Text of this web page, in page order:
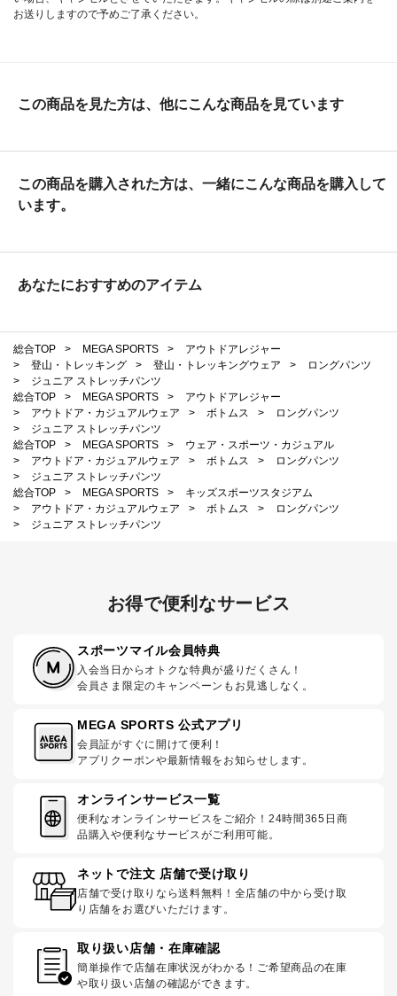
お送りしますので予めご了承ください。
この商品を見た方は、他にこんな商品を見ています
この商品を購入された方は、一緒にこんな商品を購入して
います。
あなたにおすすめのアイテム
総合TOP > MEGA SPORTS >
アウトドアレジャー
>
登山・トレッキング > 登山・トレッキングウェア >
ロングパンツ
>
ジュニア ストレッチパンツ
総合TOP
> MEGA SPORTS >
アウトドアレジャー
>
アウトドア・カジュアルウェア > ボトムス >
ロングパンツ
>
ジュニア ストレッチパンツ
総合TOP
> MEGA SPORTS >
ウェア・スポーツ・カジュアル
>
アウトドア・カジュアルウェア > ボトムス >
ロングパンツ
>
ジュニア ストレッチパンツ
総合TOP
> MEGA SPORTS >
キッズスポーツスタジアム
>
アウトドア・カジュアルウェア > ボトムス >
ロングパンツ
>
ジュニア ストレッチパンツ
お得で便利なサービス
スポーツマイル会員特典
入会当日からオトクな特典が盛りだくさん！
会員さま限定のキャンペーンもお見逃しなく。
MEGA SPORTS 公式アプリ
会員証がすぐに開けて便利！
アプリクーポンや最新情報をお知らせします。
オンラインサービス一覧
便利なオンラインサービスをご紹介！24時間365日商
品購入や便利なサービスがご利用可能。
ネットで注文 店舗で受け取り
店舗で受け取りなら送料無料！全店舗の中から受け取
り店舗をお選びいただけます。
取り扱い店舗・在庫確認
簡単操作で店舗在庫状況がわかる！ご希望商品の在庫
や取り扱い店舗の確認ができます。